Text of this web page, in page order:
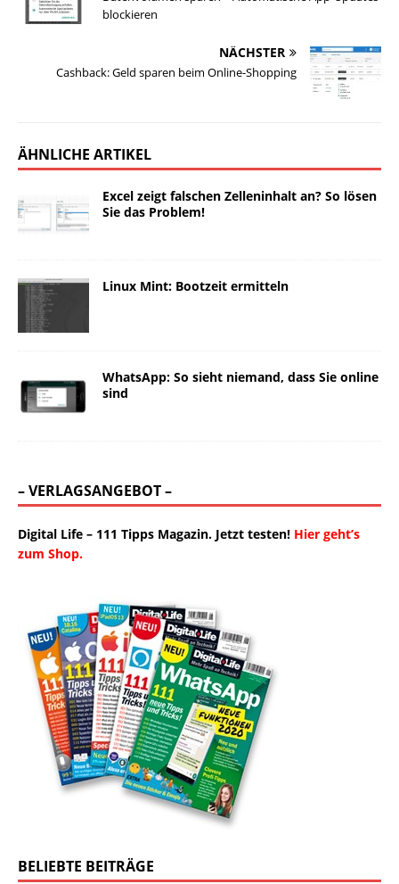
blockieren
NÄCHSTER
Cashback: Geld sparen beim Online-Shopping
ÄHNLICHE ARTIKEL
Excel zeigt falschen Zelleninhalt an? So lösen
Sie das Problem!
Linux Mint: Bootzeit ermitteln
WhatsApp: So sieht niemand, dass Sie online
sind
– VERLAGSANGEBOT –
Digital Life – 111 Tipps Magazin. Jetzt testen! Hier geht’s
zum Shop.
BELIEBTE BEITRÄGE